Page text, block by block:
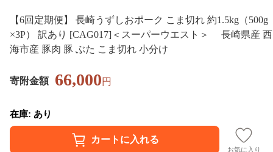
【6回定期便】 長崎うずしおポーク こま切れ 約1.5kg（500g
×3P） 訳あり [CAG017]＜スーパーウエスト＞ 長崎県産 西
海市産 豚肉 豚 ぶた こま切れ 小分け
寄附金額 66,000円
在庫: あり
お気に入り